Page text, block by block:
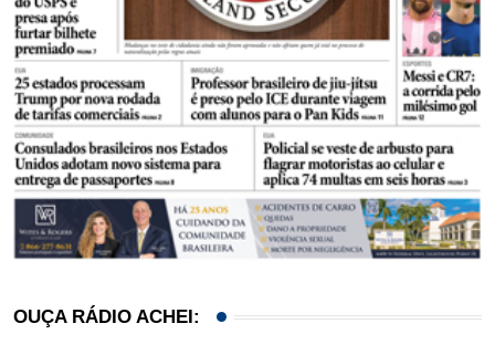
OUÇA RÁDIO ACHEI: